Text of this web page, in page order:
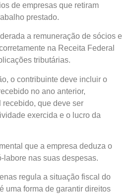
de empresas que retiram
prestado.
a remuneração de sócios e
na Receita Federal
tributárias.
o contribuinte deve incluir o
no ano anterior,
que deve ser
exercida e o lucro da
que a empresa deduza o
labore nas suas despesas.
regula a situação fiscal do
uma forma de garantir direitos